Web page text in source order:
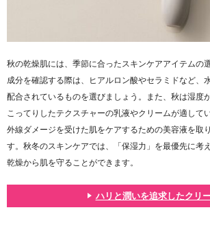
秋の乾燥肌には、季節に合ったスキンケアアイテムの
成分を確認する際は、ヒアルロン酸やセラミドなど、
配合されているものを選びましょう。また、秋は湿度
こってりしたテクスチャーの乳液やクリームが適して
外線ダメージを受けた肌をケアするための美容液を取
す。秋冬のスキンケアでは、「保湿力」を最優先に考
乾燥から肌を守ることができます。
ハリと潤いを追求したクリ